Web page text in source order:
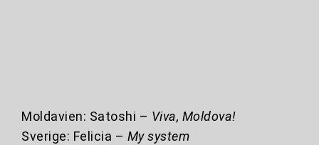
Moldavien: Satoshi – Viva, Moldova!
Sverige: Felicia – My system